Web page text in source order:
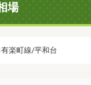
場
楽町線/平和台